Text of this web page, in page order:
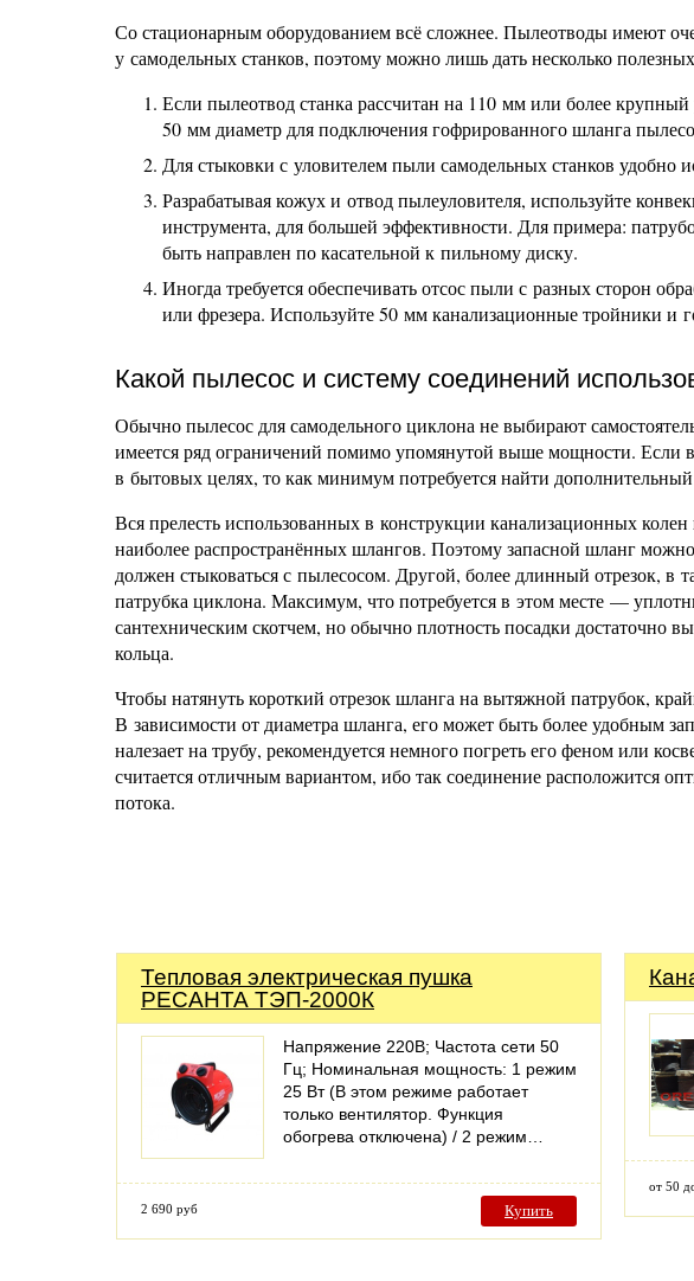
Со стационарным оборудованием всё сложнее. Пылеотводы имеют
у самодельных станков, поэтому можно лишь дать несколько
Если пылеотвод станка рассчитан на 110 мм или более крупный
50 мм диаметр для подключения гофрированного шланга
Для стыковки с уловителем пыли самодельных станков
Разрабатывая кожух и отвод пылеуловителя, используйте
инструмента, для большей эффективности. Для примера:
быть направлен по касательной к пильному диску.
Иногда требуется обеспечивать отсос пыли с разных сторон
или фрезера. Используйте 50 мм канализационные тройники и
Какой пылесос и систему соединений
Обычно пылесос для самодельного циклона не выбирают
имеется ряд ограничений помимо упомянутой выше мощности. Если
в бытовых целях, то как минимум потребуется найти
Вся прелесть использованных в конструкции канализационных
наиболее распространённых шлангов. Поэтому запасной шланг
должен стыковаться с пылесосом. Другой, более длинный отрезок, в
патрубка циклона. Максимум, что потребуется в этом месте —
сантехническим скотчем, но обычно плотность посадки достаточно
кольца.
Чтобы натянуть короткий отрезок шланга на вытяжной патрубок,
В зависимости от диаметра шланга, его может быть более удобным
налезает на трубу, рекомендуется немного погреть его феном или
считается отличным вариантом, ибо так соединение расположится
потока.
Тепловая электрическая пушка
РЕСАНТА ТЭП-2000К
Напряжение 220В; Частота сети 50
Гц; Номинальная мощность: 1 режим
25 Вт (В этом режиме работает
только вентилятор. Функция
обогрева отключена) / 2 режим…
2 690 руб Купить
от 50